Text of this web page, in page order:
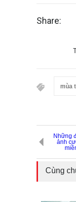
Share:
mùa
Những
ảnh
Cùng